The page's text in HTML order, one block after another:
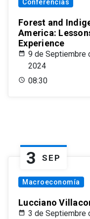
Conferencias
Forest and
America:
Experience
9 de Septiembre
2024
08:30
3 SEP
Macroeconomía
Lucciano
3 de Septiembre